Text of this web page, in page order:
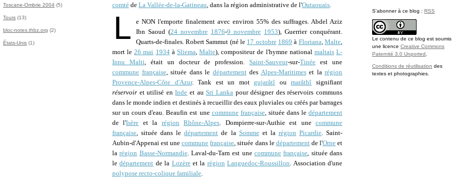
Toscane-Ombrie 2004 (5)
Tours (13)
bloc-notes.thbz.org (2)
États-Unis (1)
comté de La Vallée-de-la-Gatineau , dans la région administrative de l'Outaouais
L
e NON l'emporte finalement avec environ 55% des suffrages. Abdel Aziz
Ibn Saoud (24 novembre 1876-9 novembre 1953), Guerrier conquérant.
Quarts-de-finales. Robert Sammut (né le 17 octobre 1869 à Floriana ,Malte
mort le26 mai 1934à Sliema ,Malte), compositeur de l'hymne national maltais L-
Innu Malti , était un docteur de profession.Saint-Sauveur-sur-Tinée est une
commune française, située dans le départementdes Alpes-Maritimeset la région
Provence-Alpes-Côte d'Azur. Tank est un motgujarâtî oumarâthî signifiant
réservoir et utilisé enInde et auSri Lanka pour désigner des réservoirs communs
dans le monde indien et destinés à recueillir des eaux pluviales ou créés par barrages
sur un cours d'eau. Beaufin est une commune française, située dans ledépartement
de l'Isère et la région Rhône-Alpes . Dompierre-sur-Authie est unecommune
française , située dans ledépartement de la Sommeet la région Picardie. Saint-
Aubin-d'Appenai est unecommune française , située dans le départementde l'Orneet
larégion Basse-Normandie. Laval-du-Tarn est unecommune française , située dans
ledépartement de la Lozèreet la région Languedoc-Roussillon . Association d'une
polypose recto-colique familiale
S'abonner à ce blog : RSS
Le contenu de ce blog est soumis
une licence Creative Commons
Paternité 3.0 Unported.
Conditions de réutilisation des
textes et photographies.